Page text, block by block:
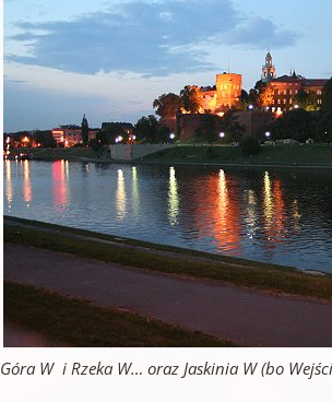
Góra W i Rzeka W… oraz Jaskinia W (bo